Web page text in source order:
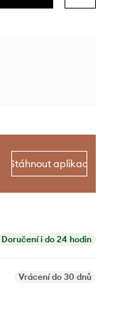
Stáhnout aplikaci
Doručení i do 24 hodin
Vrácení do 30 dnů